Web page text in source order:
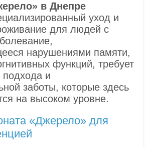
в Днепре
уход и
для людей с
нарушениями памяти,
функций, требует
подхода и
заботы, которые здесь
на высоком уровне.
«Джерело» для